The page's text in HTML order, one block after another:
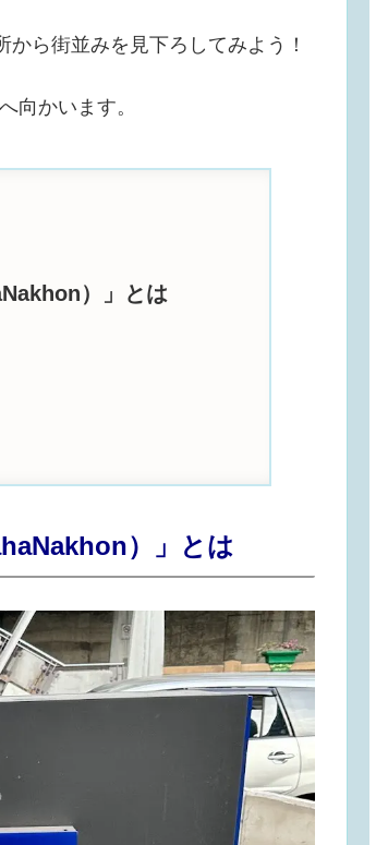
ら街並みを見下ろしてみよう！
向かいます。
）」とは
）」とは